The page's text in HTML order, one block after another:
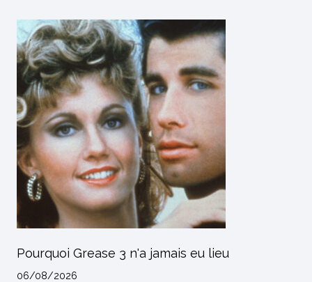
Pourquoi Grease 3 n'a jamais eu lieu
06/08/2026